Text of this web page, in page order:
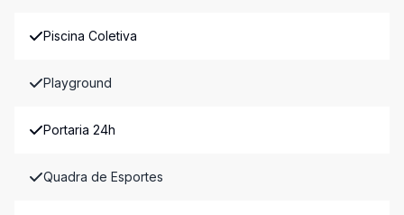
Piscina Coletiva
Playground
Portaria 24h
Quadra de Esportes